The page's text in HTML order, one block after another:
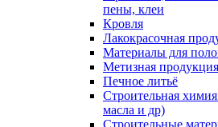
пены, клеи
Кровля
Лакокрасочная
Материалы для
Метизная
Печное литьё
Строительная
масла и др)
Строительные